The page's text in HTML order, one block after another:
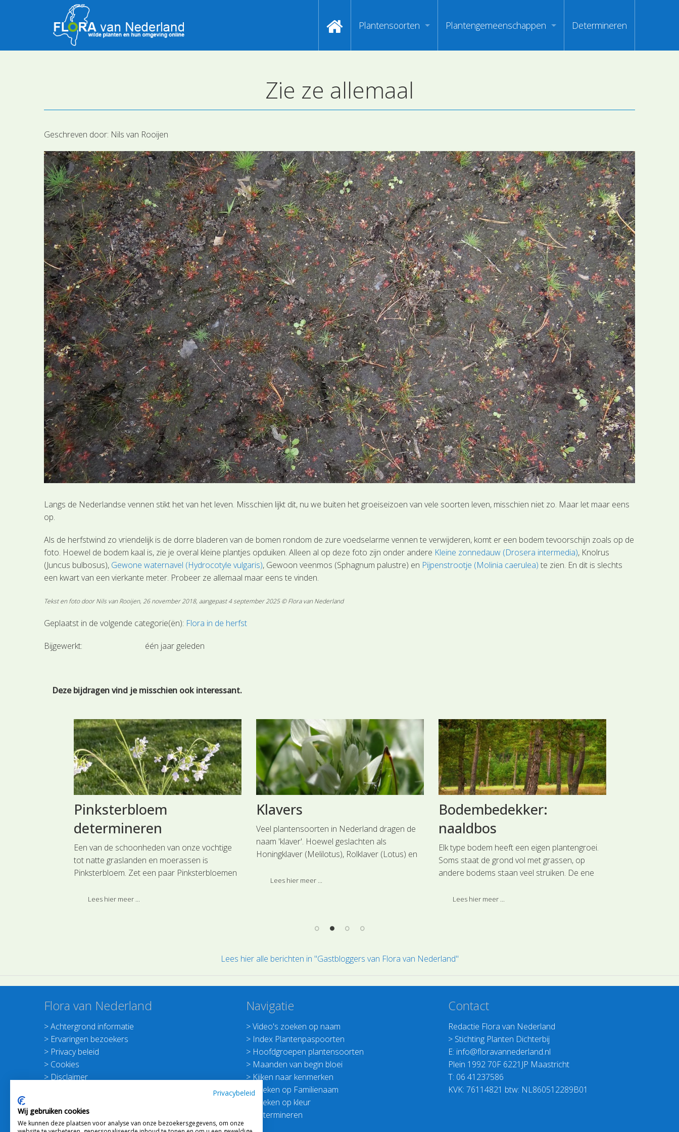
Plantensoorten
Index van plantenpaspoorten
Hoofdgroepen plantensoorten
Zoeken op Familienamen
Kijken naar kenmerken
Zoeken op kleur
Plantengemeenschappen
Maanden van optimale herkenbaarheid
Determineren
Zie ze allemaal
Geschreven door: Nils van Rooijen
Langs de Nederlandse vennen stikt het van het leven. Misschien lijkt dit, nu we buiten het groeiseizoen van vele soorten leven, misschien niet zo. Maar let maar eens
op.
Als de herfstwind zo vriendelijk is de dorre bladeren van de bomen rondom de zure voedselarme vennen te verwijderen, komt er een bodem tevoorschijn zoals op de
foto. Hoewel de bodem kaal is, zie je overal kleine plantjes opduiken. Alleen al op deze foto zijn onder andere Kleine zonnedauw (Drosera intermedia), Knolrus
(Juncus bulbosus), Gewone waternavel (Hydrocotyle vulgaris), Gewoon veenmos (Sphagnum palustre) en Pijpenstrootje (Molinia caerulea) te zien. En dit is slechts
een kwart van een vierkante meter. Probeer ze allemaal maar eens te vinden.
Tekst en foto door Nils van Rooijen, 26 november 2018, aangepast 4 september 2025 © Flora van Nederland
Geplaatst in de volgende categorie(ën): Flora in de herfst
Bijgewerkt: één jaar geleden
Deze bijdragen vind je misschien ook interessant.
Pinksterbloem
determineren
Een van de schoonheden van onze vochtige
tot natte graslanden en moerassen is
Pinksterbloem. Zet een paar Pinksterbloemen
plant eens van dichtbij.
Lees hier meer ...
Klavers
Veel plantensoorten in Nederland dragen de
naam 'klaver'. Hoewel geslachten als
Honingklaver (Melilotus), Rolklaver (Lotus) en
blaadjes en vlinderbloemen er op lijken, is het
Lees hier meer ...
Bodembedekker:
naaldbos
Elk type bodem heeft een eigen plantengroei.
Soms staat de grond vol met grassen, op
andere bodems staan veel struiken. De ene
bedekt. Of planten op een bodem kunnen
grote invloed op de begroeiing
Lees hier meer ...
Lees hier alle berichten in "Gastbloggers van Flora van Nederland"
Flora van Nederland
>Achtergrond informatie
> Ervaringen bezoekers
> Privacy beleid
> Cookies
> Disclaimer
>Schrijf je in voor de Nieuwsbrief
Navigatie
>Video's zoeken op naam
> Index Plantenpaspoorten
> Hoofdgroepen plantensoorten
> Maanden van begin bloei
> Kijken naar kenmerken
>Zoeken op Familienaam
Zoeken op kleur
Determineren
Contact
Redactie Flora van Nederland
> Stichting Planten Dichterbij
E: info@floravannederland.nl
Plein 1992 70F 6221JP Maastricht
T: 06 41237586
KVK: 76114821 btw: NL860512289B01
Privacybeleid
Wij gebruiken cookies
We kunnen deze plaatsen voor analyse van onze bezoekersgegevens, om onze